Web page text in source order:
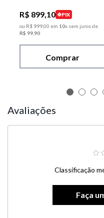
R$ 899,10
PIX
ou R$ 99900 em 10x sem juros de
R$ 99 90
Comprar
Avaliações
Classificação